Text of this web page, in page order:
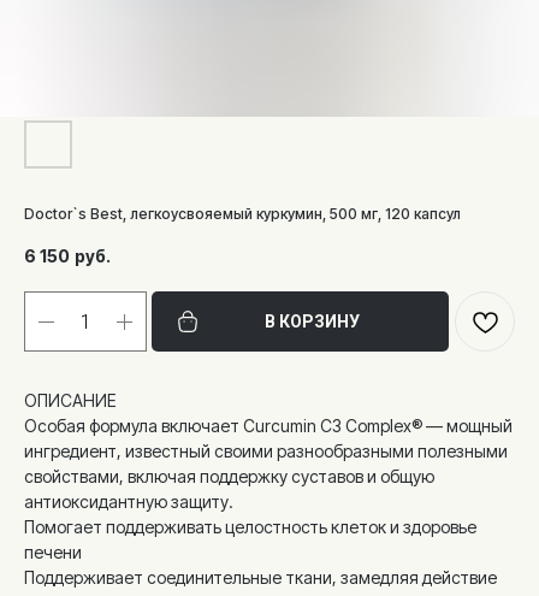
Doctor`s Best, легкоусвояемый куркумин, 500 мг, 120 капсул
6 150 руб.
В КОРЗИНУ
ОПИСАНИЕ
Особая формула включает Curcumin C3 Complex® — мощный
ингредиент, известный своими разнообразными полезными
свойствами, включая поддержку суставов и общую
антиоксидантную защиту.
Помогает поддерживать целостность клеток и здоровье
печени
Поддерживает соединительные ткани, замедляя действие